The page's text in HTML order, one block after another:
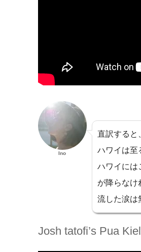
Ino
直訳すると
ハワイは至
ハワイには
が降らなけ
流した涙は
Josh tatofi’s Pua